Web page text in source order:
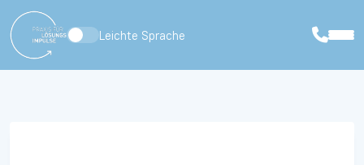
Leichte Sprache